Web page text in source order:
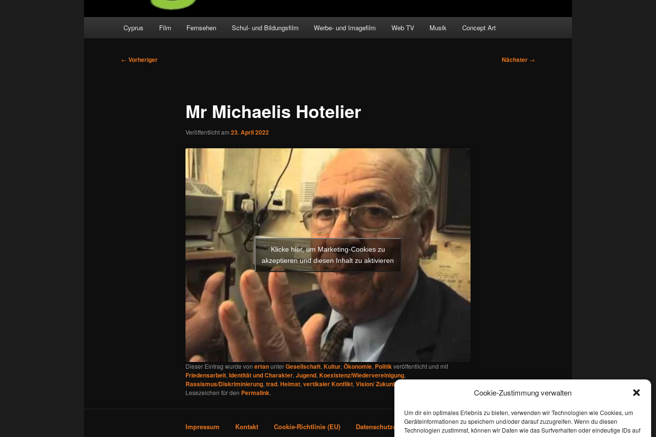
Cookie-Zustimmung verwalten
Um dir ein optimales Erlebnis zu bieten, verwenden wir Technologien wie Cookies, um
Geräteinformationen zu speichern und/oder darauf zuzugreifen. Wenn du diesen
Technologien zustimmst, können wir Daten wie das Surfverhalten oder eindeutige IDs auf
Cyprus Film Fernsehen Schul- und Bildungsfilm Werbe- und Imagefilm Web TV Musik Concept Art
Beitragsnavigation
← Vorheriger Nächster →
Mr Michaelis Hotelier
Veröffentlicht am 23. April 2022
Klicke hier, um Marketing-Cookies zu
akzeptieren und diesen Inhalt zu aktivieren
Dieser Eintrag wurde von ertanunterGesellschaft, Kultur, Ökonomie, Politikveröffentlicht und mit
Friedensarbeit, Identität und Charakter, Jugend, Koexistenz/Wiedervereinigung,
Rassismus/Diskriminierung, trad. Heimat, vertikaler Konflikt, Vision/ Zukunftverschlagwortet. Setze ein
Lesezeichen für den Permalink.
Impressum Kontakt Cookie-Richtlinie (EU) Datenschutzerklärung